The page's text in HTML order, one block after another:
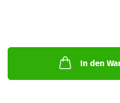
In den